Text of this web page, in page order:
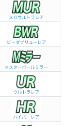
メガウルトラレア
ビーダブリュー レア
マスターボールミラー
ウルトラレア
ハイパーレア